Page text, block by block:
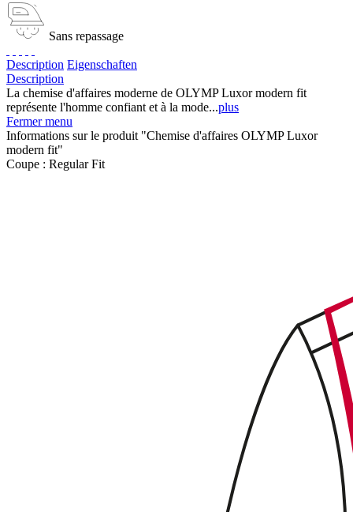
Sans repassage
Description Eigenschaften
Description
La chemise d'affaires moderne de OLYMP Luxor modern fit
représente l'homme confiant et à la mode...plus
Fermer menu
Informations sur le produit "Chemise d'affaires OLYMP Luxor
modern fit"
Coupe : Regular Fit